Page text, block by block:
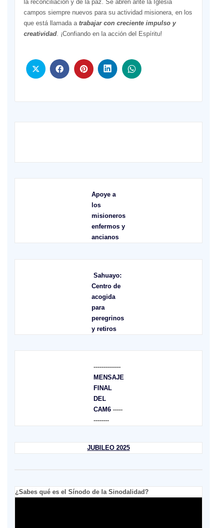
la reconciliación y de la paz. Se abren ante la Iglesia
campos siempre nuevos para su actividad misionera, en los
que está llamada a trabajar con creciente impulso y
creatividad. ¡Confiando en la acción del Espíritu!
Apoye a
los
misioneros
enfermos y
ancianos
Sahuayo:
Centro de
acogida
para
peregrinos
y retiros
--------------
MENSAJE
FINAL
DEL
CAM6-----
--------
JUBILEO 2025
¿Sabes qué es el Sínodo de la Sinodalidad?